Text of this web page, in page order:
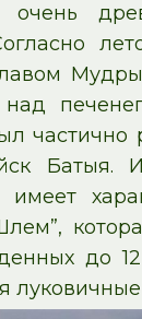
частично
Батыя.
имеет
до
луковичные